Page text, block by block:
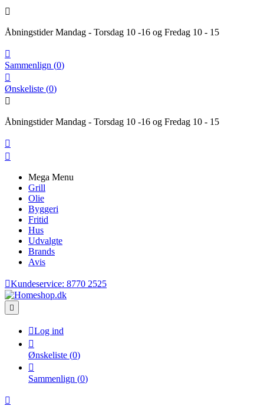

Åbningstider Mandag - Torsdag 10 -16 og Fredag 10 - 15

Sammenlign (0)

Ønskeliste (0)

Åbningstider Mandag - Torsdag 10 -16 og Fredag 10 - 15


Mega Menu
Grill
Olie
Byggeri
Fritid
Hus
Udvalgte
Brands
Avis
Kundeservice: 8770 2525

Log ind

Ønskeliste (0)

Sammenlign (0)
